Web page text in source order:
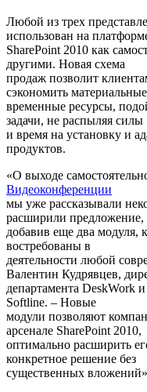
Любой из трех
использован на
SharePoint 2010 как
другими. Новая схема
продаж позволит
сэкономить
временные ресурсы,
задачи, не распыляя силы
и время на установку и
продуктов.
«О выходе
Видеоконференции
мы уже рассказывали
расширили предложение,
добавив еще два модуля,
востребованы в
деятельности любой
Валентин Кудрявцев,
департамента DeskWork
Softline. – Новые
модули позволяют
арсенале SharePoint 2010,
оптимально расширить
конкретное решение без
существенных